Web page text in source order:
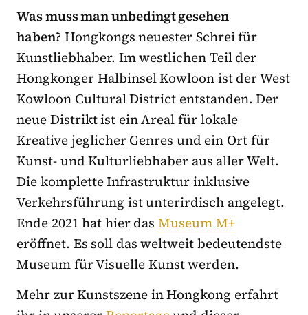
Was muss man unbedingt gesehen
haben? Hongkongs neuester Schrei für
Kunstliebhaber. Im westlichen Teil der
Hongkonger Halbinsel Kowloon ist der West
Kowloon Cultural District entstanden. Der
neue Distrikt ist ein Areal für lokale
Kreative jeglicher Genres und ein Ort für
Kunst- und Kulturliebhaber aus aller Welt.
Die komplette Infrastruktur inklusive
Verkehrsführung ist unterirdisch angelegt.
Ende 2021 hat hier dasMuseum M+
eröffnet. Es soll das weltweit bedeutendste
Museum für Visuelle Kunst werden.
Mehr zur Kunstszene in Hongkong erfahrt